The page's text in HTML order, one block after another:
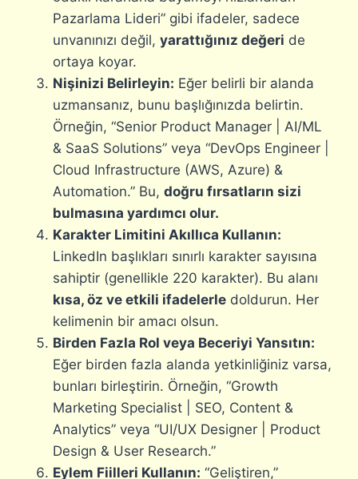
Pazarlama Lideri” gibi ifadeler, sadece
unvanınızı değil, yarattığınız değeri de
ortaya koyar.
Nişinizi Belirleyin: Eğer belirli bir alanda
uzmansanız, bunu başlığınızda belirtin.
Örneğin, “Senior Product Manager | AI/ML
& SaaS Solutions” veya “DevOps Engineer |
Cloud Infrastructure (AWS, Azure) &
Automation.” Bu, doğru fırsatların sizi
bulmasına yardımcı olur.
Karakter Limitini Akıllıca Kullanın:
LinkedIn başlıkları sınırlı karakter sayısına
sahiptir (genellikle 220 karakter). Bu alanı
kısa, öz ve etkili ifadelerle doldurun. Her
kelimenin bir amacı olsun.
Birden Fazla Rol veya Beceriyi Yansıtın:
Eğer birden fazla alanda yetkinliğiniz varsa,
bunları birleştirin. Örneğin, “Growth
Marketing Specialist | SEO, Content &
Analytics” veya “UI/UX Designer | Product
Design & User Research.”
Eylem Fiilleri Kullanın: “Geliştiren,”